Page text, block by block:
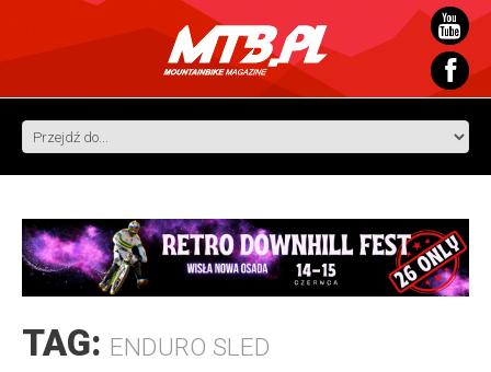
TAG: ENDURO SLED